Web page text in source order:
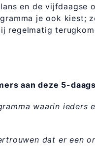
en de vijfdaagse
je ook kiest;
regelmatig
aan deze 5-
waarin ieders
dat er een